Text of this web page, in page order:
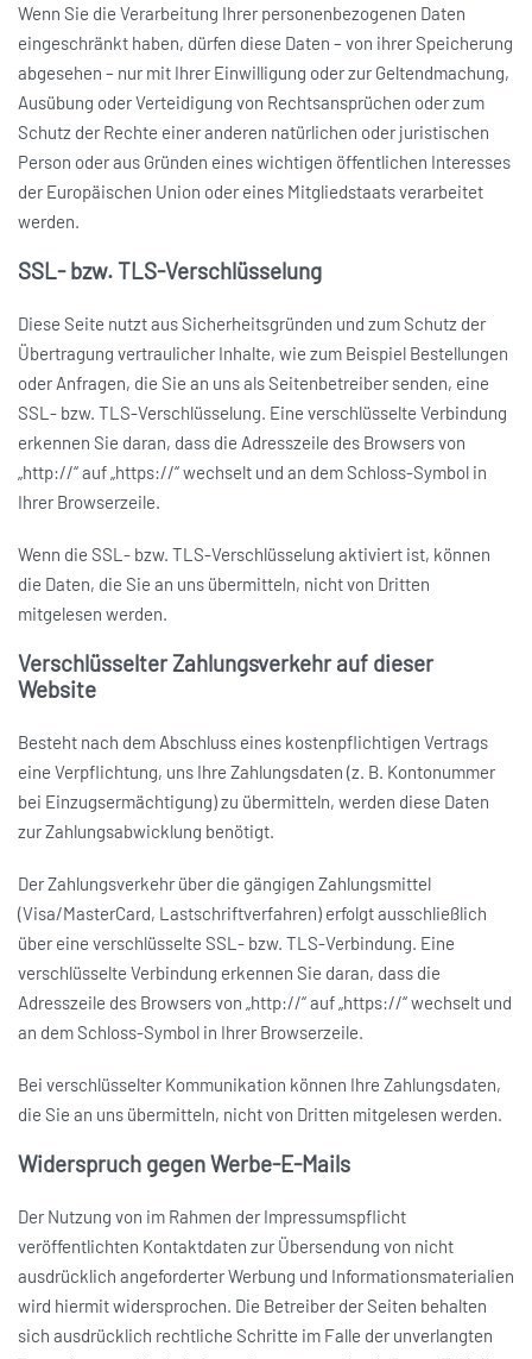
Wenn Sie die Verarbeitung Ihrer personenbezogenen Daten
eingeschränkt haben, dürfen diese Daten – von ihrer Speicherung
abgesehen – nur mit Ihrer Einwilligung oder zur Geltendmachung,
Ausübung oder Verteidigung von Rechtsansprüchen oder zum
Schutz der Rechte einer anderen natürlichen oder juristischen
Person oder aus Gründen eines wichtigen öffentlichen Interesses
der Europäischen Union oder eines Mitgliedstaats verarbeitet
werden.
SSL- bzw. TLS-Verschlüsselung
Diese Seite nutzt aus Sicherheitsgründen und zum Schutz der
Übertragung vertraulicher Inhalte, wie zum Beispiel Bestellungen
oder Anfragen, die Sie an uns als Seitenbetreiber senden, eine
SSL- bzw. TLS-Verschlüsselung. Eine verschlüsselte Verbindung
erkennen Sie daran, dass die Adresszeile des Browsers von
„http://“ auf „https://“ wechselt und an dem Schloss-Symbol in
Ihrer Browserzeile.
Wenn die SSL- bzw. TLS-Verschlüsselung aktiviert ist, können
die Daten, die Sie an uns übermitteln, nicht von Dritten
mitgelesen werden.
Verschlüsselter Zahlungsverkehr auf dieser
Website
Besteht nach dem Abschluss eines kostenpflichtigen Vertrags
eine Verpflichtung, uns Ihre Zahlungsdaten (z. B. Kontonummer
bei Einzugsermächtigung) zu übermitteln, werden diese Daten
zur Zahlungsabwicklung benötigt.
Der Zahlungsverkehr über die gängigen Zahlungsmittel
(Visa/MasterCard, Lastschriftverfahren) erfolgt ausschließlich
über eine verschlüsselte SSL- bzw. TLS-Verbindung. Eine
verschlüsselte Verbindung erkennen Sie daran, dass die
Adresszeile des Browsers von „http://“ auf „https://“ wechselt und
an dem Schloss-Symbol in Ihrer Browserzeile.
Bei verschlüsselter Kommunikation können Ihre Zahlungsdaten,
die Sie an uns übermitteln, nicht von Dritten mitgelesen werden.
Widerspruch gegen Werbe-E-Mails
Der Nutzung von im Rahmen der Impressumspflicht
veröffentlichten Kontaktdaten zur Übersendung von nicht
ausdrücklich angeforderter Werbung und Informationsmaterialien
wird hiermit widersprochen. Die Betreiber der Seiten behalten
sich ausdrücklich rechtliche Schritte im Falle der unverlangten